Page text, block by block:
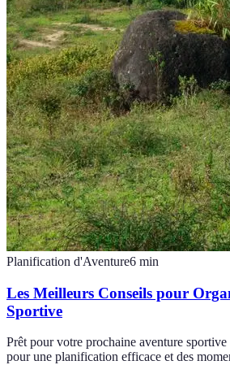
Planification d'Aventure6 min
Les Meilleurs Conseils pour
Sportive
Prêt pour votre prochaine aventure
pour une planification efficace et des